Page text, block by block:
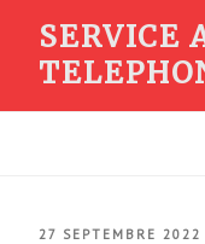
contenu
SERVICE
PUBLIÉ
27 SEPTEMBRE 2022